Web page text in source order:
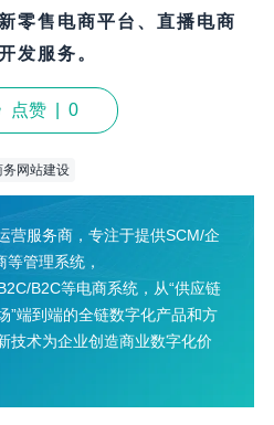
零售电商平台、直播电商
发服务。
点赞 0
务网站建设
营服务商，专注于提供SCM/企
管理系统，
B2C等电商系统，从“供应链
到端的全链数字化产品和方
技术为企业创造商业数字化价